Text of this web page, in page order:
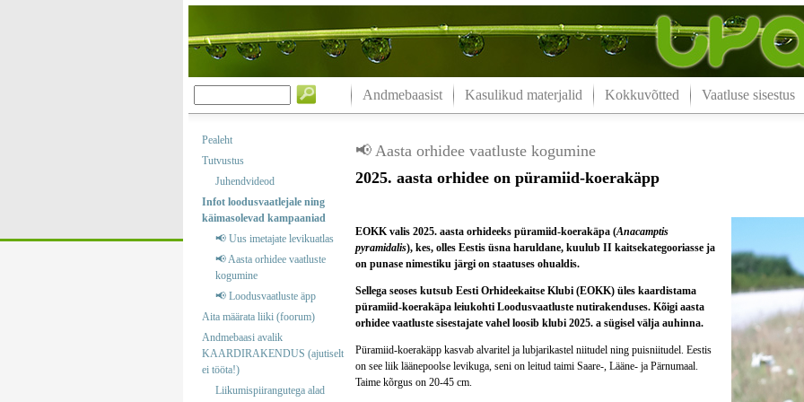
Andmebaasist Kasulikud materjalid Kokkuvõtted Vaatluse sisestus
Pealeht
Tutvustus
Juhendvideod
Infot loodusvaatlejale ning
käimasolevad kampaaniad
📢 Uus imetajate levikuatlas
📢 Aasta orhidee vaatluste
kogumine
📢 Loodusvaatluste äpp
Aita määrata liiki (foorum)
Andmebaasi avalik
KAARDIRAKENDUS (ajutiselt
ei tööta!)
Liikumispiirangutega alad
📢 Aasta orhidee vaatluste kogumine
2025. aasta orhidee on püramiid-koerakäpp
EOKK valis 2025. aasta orhideeks püramiid-koerakäpa (Anacamptis
pyramidalis), kes, olles Eestis üsna haruldane, kuulub II kaitsekategooriasse ja
on punase nimestiku järgi on staatuses ohualdis.
Sellega seoses kutsub Eesti Orhideekaitse Klubi (EOKK) üles kaardistama
püramiid-koerakäpa leiukohti Loodusvaatluste nutirakenduses. Kõigi aasta
orhidee vaatluste sisestajate vahel loosib klubi 2025. a sügisel välja auhinna.
Püramiid-koerakäpp kasvab alvaritel ja lubjarikastel niitudel ning puisniitudel. Eestis
on see liik läänepoolse levikuga, seni on leitud taimi Saare-, Lääne- ja Pärnumaal.
Taime kõrgus on 20-45 cm.